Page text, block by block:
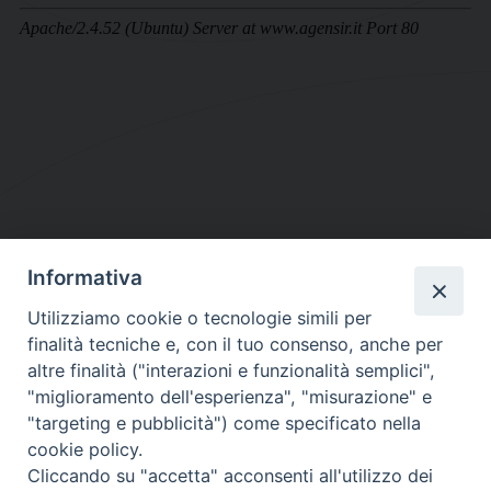
DIOCESI SUBURBICARIA DI ALBANO
Contatti:Tel.: 06.93268401 - Fax.: 06.9323844
E-mail:curia@diocesidialbano.it
Orari: dal Lunedì al Venerdì Ore: 9:00 - 13:00
Lunedì, Mercoledì e Venerdì, Ore 9:30 - 12:30
Informativa
Utilizziamo cookie o tecnologie simili per
finalità tecniche e, con il tuo consenso, anche per
altre finalità ("interazioni e funzionalità semplici",
"miglioramento dell'esperienza", "misurazione" e
"targeting e pubblicità") come specificato nella
cookie policy.
Cliccando su "accetta" acconsenti all'utilizzo dei